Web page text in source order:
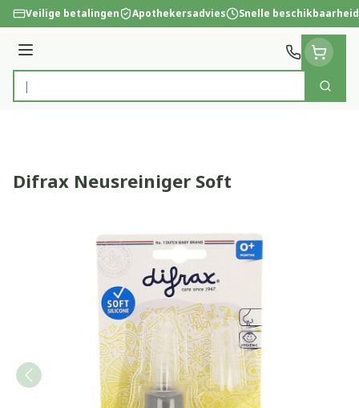
Ga naar de inhoud
Veilige betalingen Apothekersadvies Snelle beschikbaarheid
Menu
Product, merk, categorie...
Zoek
Difrax Neusreiniger Soft